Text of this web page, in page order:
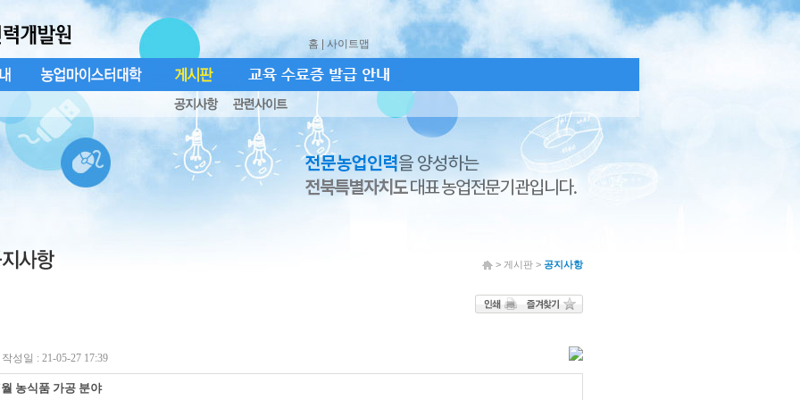
홈 | 사이트맵
> 게시판 > 공지사항
작성일 : 21-05-27 17:39
농식품 가공 분야